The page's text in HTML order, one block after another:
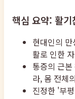
핵심 요약: 활
현대인의
활로 인한
통증의 근
라, 몸 전체
진정한 '부